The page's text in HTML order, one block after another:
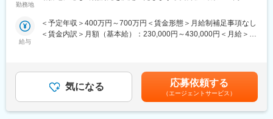
品・分野の垣根を越えて、知識や経験を重ねることができます。
【幅広いキャリアプラン】
支援制度があるので、自分のキャリアに合った派遣先を選定する
ことができます。キャリアパスに関しても志向を考慮し、エンジ
ニアスペシャリスト、現場マネジメント、管理経営部門などのポ
ジションを用意しています。
【長期就業のための手厚いサポート】
(1)自動車のエンジン・パワートレイン開発、車体外装設計(2)半導
体製造装置、産業用モータ設計開発(3)内視鏡、MRI、CT、レーザ
■特徴：請負の設計事務所として1968年にスタートした同社は、
技術者派遣／請負・受託開発を中核として事業を展開していま
す。メーカーによる圧倒的な支持・安定経営・生涯雇用を誇りと
しております。請負・受託開発の際だけでなく、派遣時における
勤務地
給与
＜予定年収＞400万円～700万円＜賃金形態＞月給制補足事項なし
＜賃金内訳＞月額（基本給）：230,000円～430,000円＜月給＞
円（28歳、役職なし、経験4年）、6,200,000円（33歳、マネージ
ャー補佐、経験8年）、7,000,000円（37歳、マネージャー、入社
12年）賃金はあくまでも目安の金額であり、選考を通じて上下す
る可能性があります。月給(月額)は固定手当を含めた表記です。
気になる 応募依頼する
（エージェントサービス）